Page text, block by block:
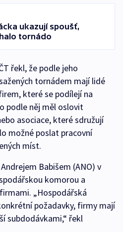
ukazují spoušť,
tornádo
řekl, že podle jeho
tornádem mají lidé
které se podílejí na
podle něj měl oslovit
asociace, které sdružují
možné poslat pracovní
míst.
Babišem (ANO) v
komorou a
„Hospodářská
požadavky, firmy mají
subdodávkami,“ řekl